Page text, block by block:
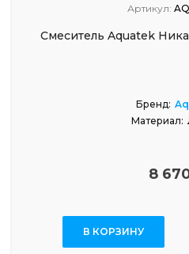
Артикул:
Смеситель Aquatek
Бренд:
Материал:
8
В КОРЗИНУ